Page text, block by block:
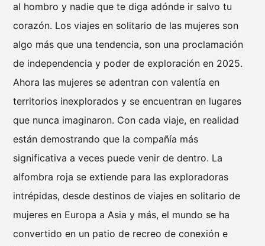
al hombro y nadie que te diga adónde ir salvo tu
corazón. Los viajes en solitario de las mujeres son
algo más que una tendencia, son una proclamación
de independencia y poder de exploración en 2025.
Ahora las mujeres se adentran con valentía en
territorios inexplorados y se encuentran en lugares
que nunca imaginaron. Con cada viaje, en realidad
están demostrando que la compañía más
significativa a veces puede venir de dentro. La
alfombra roja se extiende para las exploradoras
intrépidas, desde destinos de viajes en solitario de
mujeres en Europa a Asia y más, el mundo se ha
convertido en un patio de recreo de conexión e